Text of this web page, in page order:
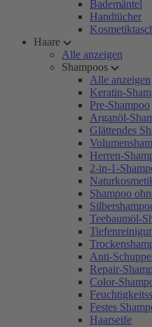
Bademäntel
Handtücher
Haare
Alle anzeigen
Shampoos
Alle anzeigen
Keratin-
Pre-Shampoo
Arganöl-
Glättendes
Herren-
2-in-1-
Shampoo
Teebaumöl-
Anti-
Repair-
Color-
Festes
Haarseife